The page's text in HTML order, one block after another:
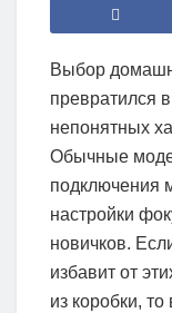
Выбор
превратился
непонятных
Обычные
подключения
настройки
новичков.
избавит от
из коробки, то